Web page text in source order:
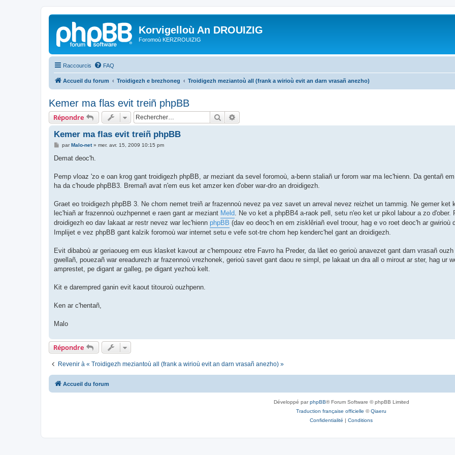
Korvigelloù An DROUIZIG
Foromoù KERZROUIZIG
Raccourcis FAQ
Accueil du forum Troidigezh e brezhoneg Troidigezh meziantoù all (frank a wirioù evit an darn vrasañ anezho)
Kemer ma flas evit treiñ phpBB
Répondre Rechercher
Kemer ma flas evit treiñ phpBB
M
s
g
parMalo-net» mer. avr. 15, 2009 10:15 pm
Demat deoc'h.
Pemp vloaz 'zo e oan krog gant troidigezh phpBB, ar meziant da sevel foromoù, a-benn staliañ ur forom war ma lec'hienn. Da gentañ
ha da c'houde phpBB3. Bremañ avat n'em eus ket amzer ken d'ober war-dro an droidigezh.
Graet eo troidigezh phpBB 3. Ne chom nemet treiñ ar frazennoù nevez pa vez savet un arreval nevez reizhet un tammig. Ne gemer ket
lec'hiañ ar frazennoù ouzhpennet e raen gant ar meziant Meld . Ne vo ket a phpBB4 a-raok pell, setu n'eo ket ur pikol labour a zo d'ober.
droidigezh eo dav lakaat ar restr nevez war lec'hienn phpBB (dav eo deoc'h en em zisklêriañ evel troour, hag e vo roet deoc'h ar gwirioù
Implijet e vez phpBB gant kalzik foromoù war internet setu e vefe sot-tre chom hep kenderc'hel gant an droidigezh.
Evit dibaboù ar geriaoueg em eus klasket kavout ar c'hempouez etre Favro ha Preder, da lâet eo gerioù anavezet gant darn vrasañ
gwellañ, pouezañ war ereadurezh ar frazennoù vrezhonek, gerioù savet gant daou re simpl, pe lakaat un dra all o mirout ar ster, hag ur
amprestet, pe digant ar galleg, pe digant yezhoù kelt.
Kit e darempred ganin evit kaout titouroù ouzhpenn.
Ken ar c'hentañ,
Malo
Répondre
Revenir à « Troidigezh meziantoù all (frank a wirioù evit an darn vrasañ anezho) »
Accueil du forum
Développé parphpBB® Forum Software © phpBB Limited
Traduction française officielle ©Qiaeru
Confidentialité | Conditions